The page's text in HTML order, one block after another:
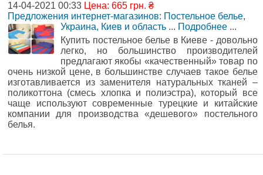
14-04-2021 00:33 Цена: 665 грн. ₴
Предложения интернет-магазинов: Постельное белье,
Украина, Киев и область ... Подробнее ...
Купить постельное белье в Киеве - довольно
легко, но большинство производителей
предлагают якобы «качественный» товар по
очень низкой цене, в большинстве случаев такое белье
изготавливается из заменителя натуральных тканей –
поликоттона (смесь хлопка и полиэстра), который все
чаще используют современные турецкие и китайские
компании для производства «дешевого» постельного
белья.